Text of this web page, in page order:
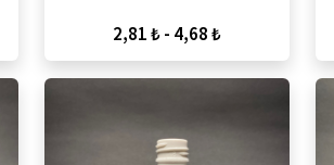
2,81 ₺ - 4,68 ₺